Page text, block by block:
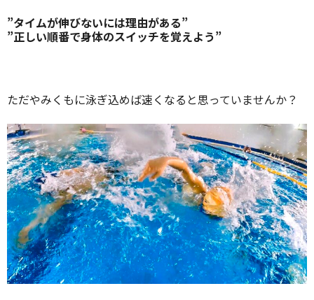
”タイムが伸びないには理由がある”
”正しい順番で身体のスイッチを覚えよう”
ただやみくもに泳ぎ込めば速くなると思っていませんか？